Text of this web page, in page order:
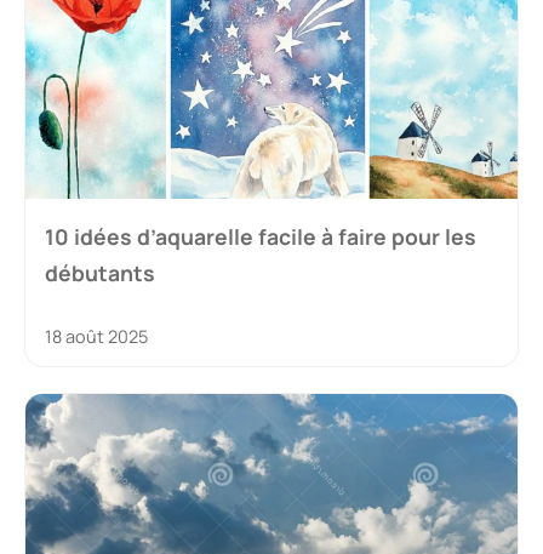
10 idées d’aquarelle facile à faire pour les
débutants
18 août 2025